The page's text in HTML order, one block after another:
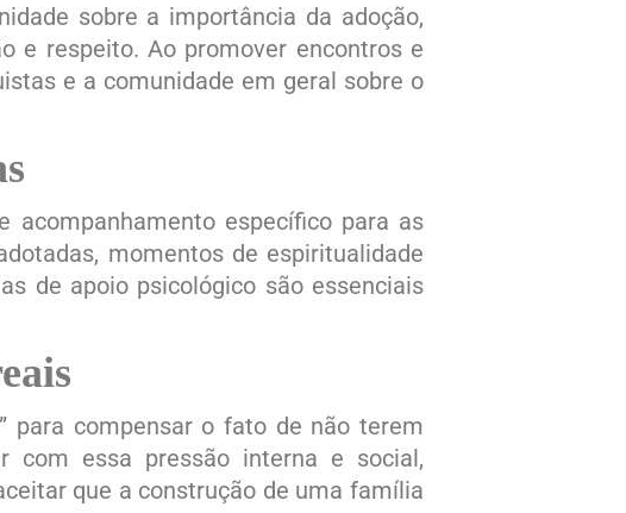
sobre a importância da adoção,
e respeito. Ao promover encontros e
e a comunidade em geral sobre o
específico para as
momentos de espiritualidade
de apoio psicológico são essenciais
para compensar o fato de não terem
com essa pressão interna e social,
que a construção de uma família